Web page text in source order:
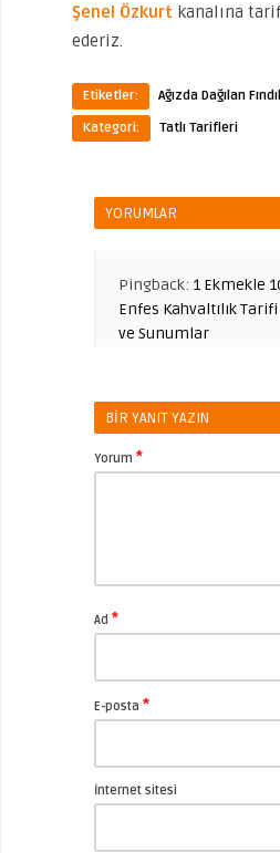
Şenel Özkurt kanalına
ederiz.
Etiketler:
Ağızda Dağılan
Kategori:
Tatlı Tarifleri
YORUMLAR
Pingback: 1 Ekmekle
Enfes Kahvaltılık
ve Sunumlar
BIR YANIT YAZIN
Yorum *
Ad *
E-posta *
İnternet sitesi